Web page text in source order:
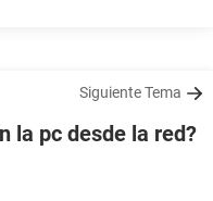
Siguiente Tema
la pc desde la red?